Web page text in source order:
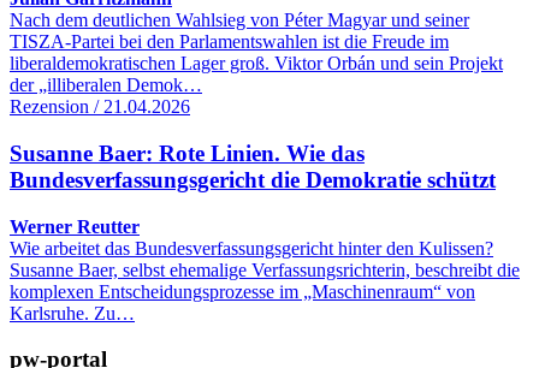
Nach dem deutlichen Wahlsieg von Péter Magyar und seiner
TISZA-Partei bei den Parlamentswahlen ist die Freude im
liberaldemokratischen Lager groß. Viktor Orbán und sein Projekt
der „illiberalen Demok…
Rezension / 21.04.2026
Susanne Baer: Rote Linien. Wie das
Bundesverfassungsgericht die Demokratie schützt
Werner Reutter
Wie arbeitet das Bundesverfassungsgericht hinter den Kulissen?
Susanne Baer, selbst ehemalige Verfassungsrichterin, beschreibt die
komplexen Entscheidungsprozesse im „Maschinenraum“ von
Karlsruhe. Zu…
pw-portal